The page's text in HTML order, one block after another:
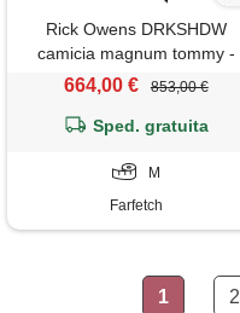
Rick Owens DRKSHDW
camicia magnum tommy -
bianco
664,00 € 853,00 €
Sped. gratuita
M
Farfetch
1 2